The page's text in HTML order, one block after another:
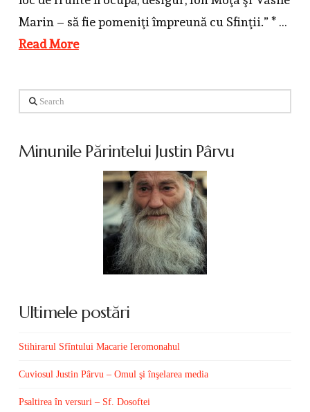
Marin – să fie pomeniţi împreună cu Sfinţii.” * …
Read More
Search
Minunile Părintelui Justin Pârvu
Ultimele postări
Stihirarul Sfîntului Macarie Ieromonahul
Cuviosul Justin Pârvu – Omul şi înşelarea media
Psaltirea în versuri – Sf. Dosoftei